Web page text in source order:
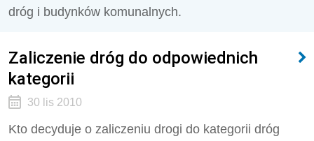
dróg i budynków komunalnych.
Zaliczenie dróg do odpowiednich
kategorii
30 lis 2010
Kto decyduje o zaliczeniu drogi do kategorii dróg